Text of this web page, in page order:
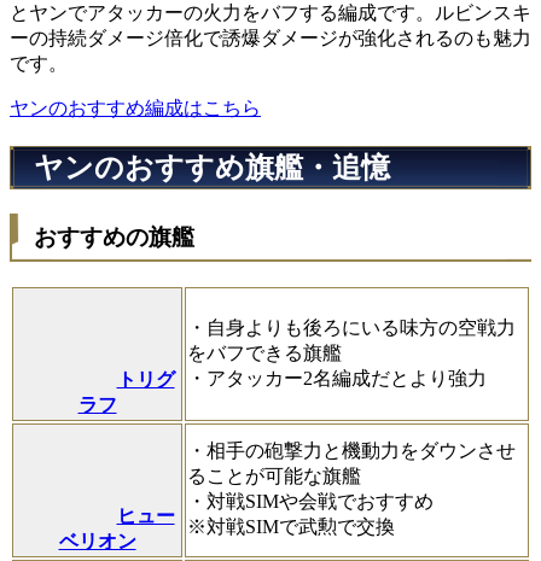
とヤンでアタッカーの火力をバフする編成です。ルビンスキ
ーの持続ダメージ倍化で誘爆ダメージが強化されるのも魅力
です。
ヤンのおすすめ編成はこちら
ヤンのおすすめ旗艦・追憶
おすすめの旗艦
トリグ
ラフ
・自身よりも後ろにいる味方の空戦力
をバフできる旗艦
・アタッカー2名編成だとより強力
ヒュー
ベリオン
・相手の砲撃力と機動力をダウンさせ
ることが可能な旗艦
・対戦SIMや会戦でおすすめ
※対戦SIMで武勲で交換